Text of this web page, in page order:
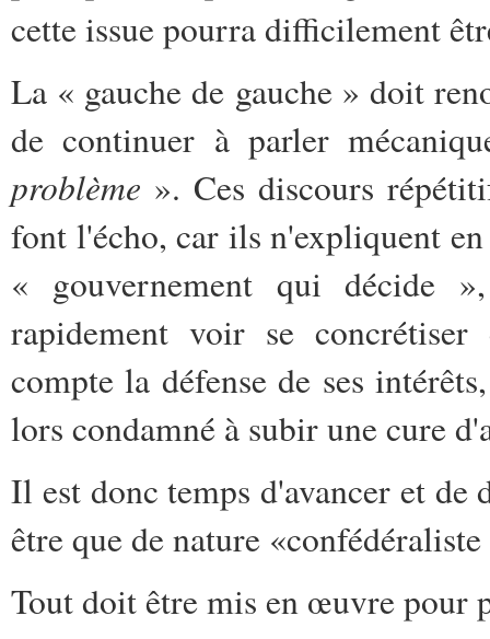
cette issue pourra difficilement
La « gauche de gauche » doit
de continuer à parler
problème ». Ces discours
font l'écho, car ils n'expliquent
« gouvernement qui décide
rapidement voir se
compte la défense de ses
lors condamné à subir une cure
Il est donc temps d'avancer et de
être que de nature
Tout doit être mis en œuvre pour